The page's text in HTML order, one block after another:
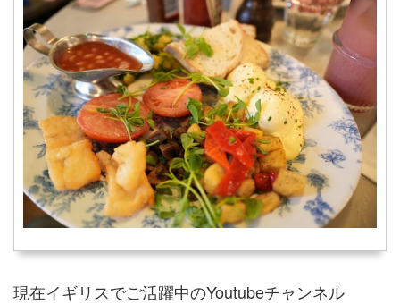
現在イギリスでご活躍中のYoutubeチャンネル